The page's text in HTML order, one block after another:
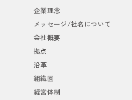
企業理念
メッセージ/社名について
会社概要
拠点
沿革
組織図
経営体制